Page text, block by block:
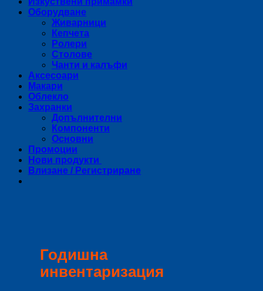
Оборудване
Живарници
Кепчета
Ролери
Столове
Чанти и калъфи
Аксесоари
Макари
Облекло
Захранки
Допълнителни
Компоненти
Основни
Промоции
Нови продукти
Влизане / Регистриране
Годишна
инвентаризация